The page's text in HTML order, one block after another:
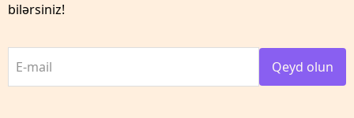
bilərsiniz!
E-mail Qeyd olun